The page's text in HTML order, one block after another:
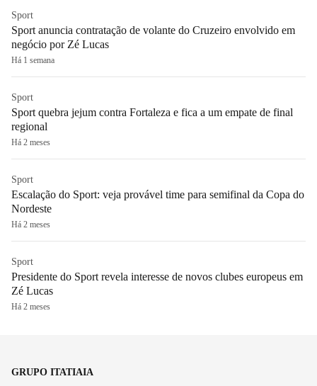
Sport
Sport anuncia contratação de volante do Cruzeiro envolvido em
negócio por Zé Lucas
Há 1 semana
Sport
Sport quebra jejum contra Fortaleza e fica a um empate de final
regional
Há 2 meses
Sport
Escalação do Sport: veja provável time para semifinal da Copa do
Nordeste
Há 2 meses
Sport
Presidente do Sport revela interesse de novos clubes europeus em
Zé Lucas
Há 2 meses
GRUPO ITATIAIA